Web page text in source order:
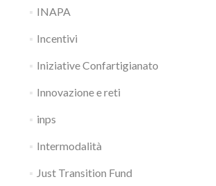
INAPA
Incentivi
Iniziative Confartigianato
Innovazione e reti
inps
Intermodalità
Just Transition Fund